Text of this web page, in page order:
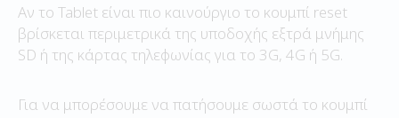
Αν το Tablet είναι πιο καινούργιο το κουμπί reset
βρίσκεται περιμετρικά της υποδοχής εξτρά μνήμης
SD ή της κάρτας τηλεφωνίας για το 3G, 4G ή 5G.
Για να μπορέσουμε να πατήσουμε σωστά το κουμπί